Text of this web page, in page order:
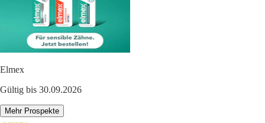
Elmex
Gültig bis 30.09.2026
Mehr Prospekte